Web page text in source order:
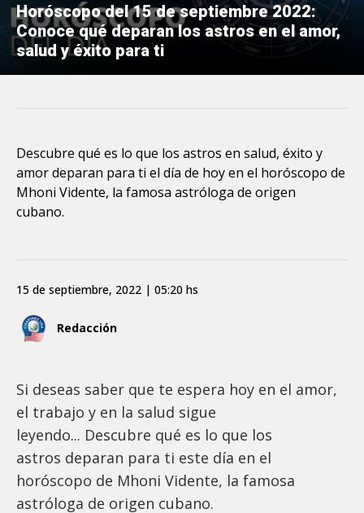
Horóscopo del 15 de septiembre 2022:
Conoce qué deparan los astros en el amor,
salud y éxito para ti
Descubre qué es lo que los astros en salud, éxito y
amor deparan para ti el día de hoy en el horóscopo de
Mhoni Vidente, la famosa astróloga de origen
cubano.
Redacción
15 de septiembre, 2022 | 05:20 hs
Si deseas saber que te espera hoy en el amor,
el trabajo y en la salud sigue
leyendo... Descubre qué es lo que los
astros deparan para ti este día en el
horóscopo de Mhoni Vidente, la famosa
astróloga de origen cubano.